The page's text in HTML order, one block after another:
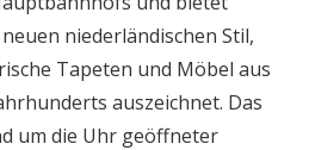
niederländischen Stil,
Tapeten und Möbel aus
auszeichnet. Das
um die Uhr geöffneter